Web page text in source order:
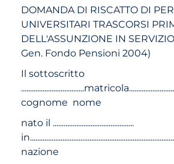
DOMANDA DI RISCATTO DI
UNIVERSITARI TRASCORSI
DELL'ASSUNZIONE IN
Gen. Fondo Pensioni 2004)
Il sottoscritto
cognome nome
nato il .............................................
nazione